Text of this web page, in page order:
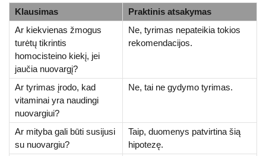
Klausimas
Praktinis atsakymas
Ar kiekvienas žmogus
turėtų tikrintis
homocisteino kiekį, jei
jaučia nuovargį?
Ne, tyrimas nepateikia tokios
rekomendacijos.
Ar tyrimas įrodo, kad
vitaminai yra naudingi
nuovargiui?
Ne, tai ne gydymo tyrimas.
Ar mityba gali būti susijusi
su nuovargiu?
Taip, duomenys patvirtina šią
hipotezę.